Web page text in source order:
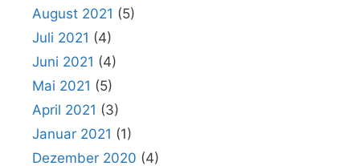
August 2021 (5)
Juli 2021 (4)
Juni 2021 (4)
Mai 2021 (5)
April 2021 (3)
Januar 2021 (1)
Dezember 2020 (4)